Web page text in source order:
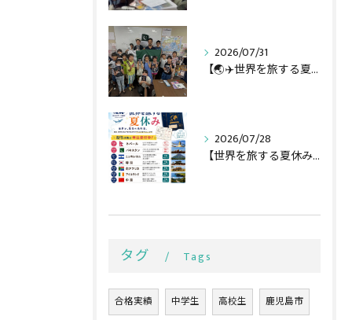
2026/07/31
【🌏✈️世界を旅する夏休み第二弾】
2026/07/28
【世界を旅する夏休み全行程🌏✈️】
タグ Tags
合格実績 中学生 高校生 鹿児島市